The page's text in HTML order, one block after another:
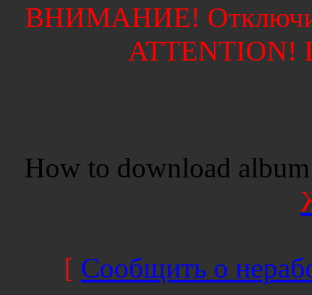
ВНИМАНИЕ!
ATTENTION!
How to download
[ Сообщить о